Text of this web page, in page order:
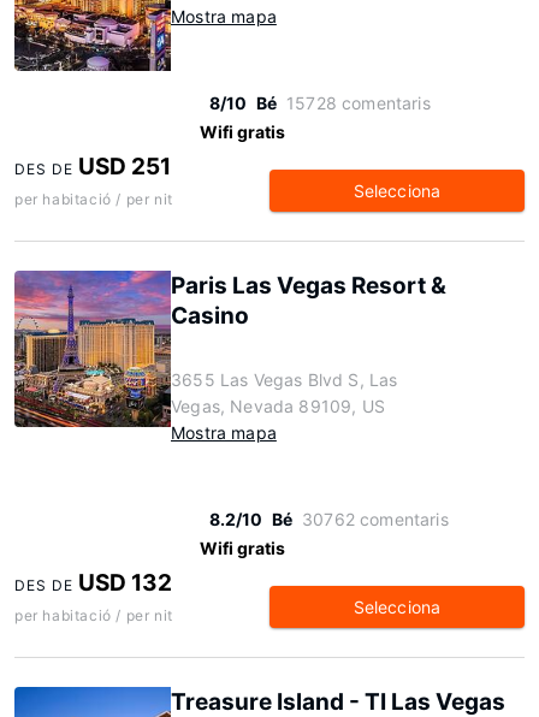
Mostra mapa
8/10 Bé 15728 comentaris
Wifi gratis
DES DE USD 251
per habitació / per nit Selecciona
Paris Las Vegas Resort &
Casino
3655 Las Vegas Blvd S, Las
Vegas, Nevada 89109, US
Mostra mapa
8.2/10 Bé 30762 comentaris
Wifi gratis
DES DE USD 132
per habitació / per nit Selecciona
Treasure Island - TI Las Vegas